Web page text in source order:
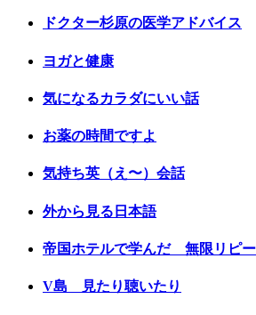
ドクター杉原の医学アドバイス
ヨガと健康
気になるカラダにいい話
お薬の時間ですよ
気持ち英（え〜）会話
外から見る日本語
帝国ホテルで学んだ 無限リピ
V島 見たり聴いたり